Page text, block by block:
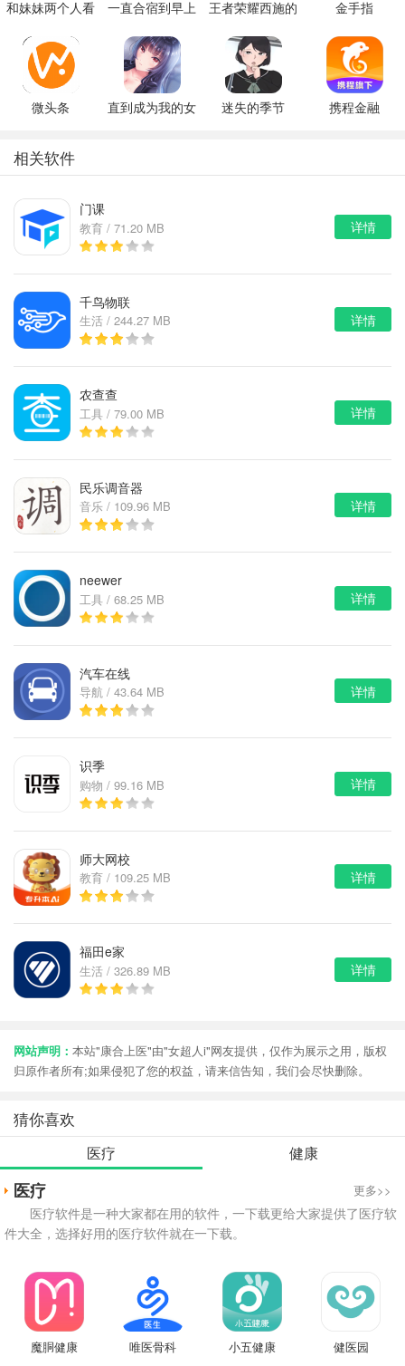
和妹妹两个人看
一直合宿到早上
王者荣耀西施的
金手指
微头条
直到成为我的女
迷失的季节
携程金融
相关软件
门课
教育 / 71.20 MB 详情
千鸟物联
生活 / 244.27 MB 详情
农查查
工具 / 79.00 MB 详情
民乐调音器
音乐 / 109.96 MB 详情
neewer
工具 / 68.25 MB 详情
汽车在线
导航 / 43.64 MB 详情
识季
购物 / 99.16 MB 详情
师大网校
教育 / 109.25 MB 详情
福田e家
生活 / 326.89 MB 详情
网站声明： 本站"康合上医"由"女超人i"网友提供，仅作为展示之用，版权
归原作者所有;如果侵犯了您的权益，请来信告知，我们会尽快删除。
猜你喜欢
医疗 健康
医疗 更多>>
医疗软件是一种大家都在用的软件，一下载更给大家提供了医疗软
件大全，选择好用的医疗软件就在一下载。
魔胴健康 唯医骨科 小五健康 健医园